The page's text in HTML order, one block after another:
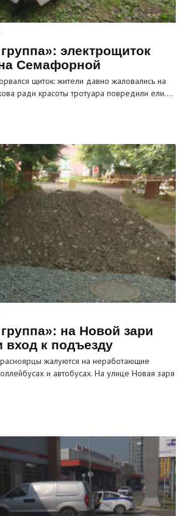
электрощиток
Семафорной
щиток: жители давно жаловались на
ради красоты тротуара повредили ели.…
на Новой зари
вход к подъезду
жалуются на неработающие
и автобусах. На улице Новая заря